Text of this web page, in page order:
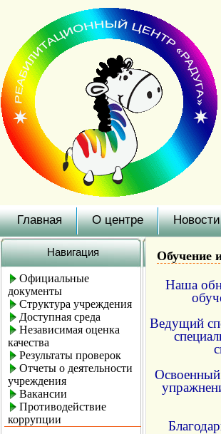
Главная О центре Новости
Навигация
Официальные
документы
Структура учреждения
Доступная среда
Независимая оценка
качества
Результаты проверок
Отчеты о деятельности
учреждения
Вакансии
Противодействие
коррупции
Обучение
Наша
Ведущий
Освоенный